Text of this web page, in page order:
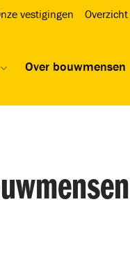
vestigingen
Over bouwmensen